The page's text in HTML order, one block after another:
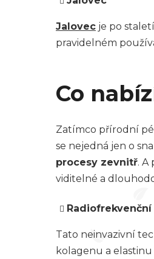
Jalovec je po
pravidelném
Co
Zatímco přírodní
se nejedná jen o
procesy zevnitř. A
viditelné a
Tato neinvazivní
kolagenu a